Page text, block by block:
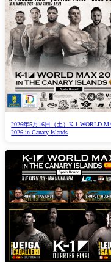
2026年5月16日（土）K-1 WORLD
2026 in Canary Islands